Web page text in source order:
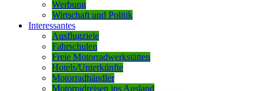
Werbung
Wirtschaft und Politik
Interessantes
Ausflugziele
Fahrschulen
Freie Motorradwerkstätten
Hotels/Unterkünfte
Motorradhändler
Motorradreisen ins Ausland